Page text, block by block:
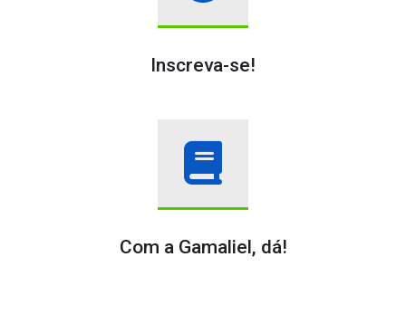
Inscreva-se!
Com a Gamaliel, dá!